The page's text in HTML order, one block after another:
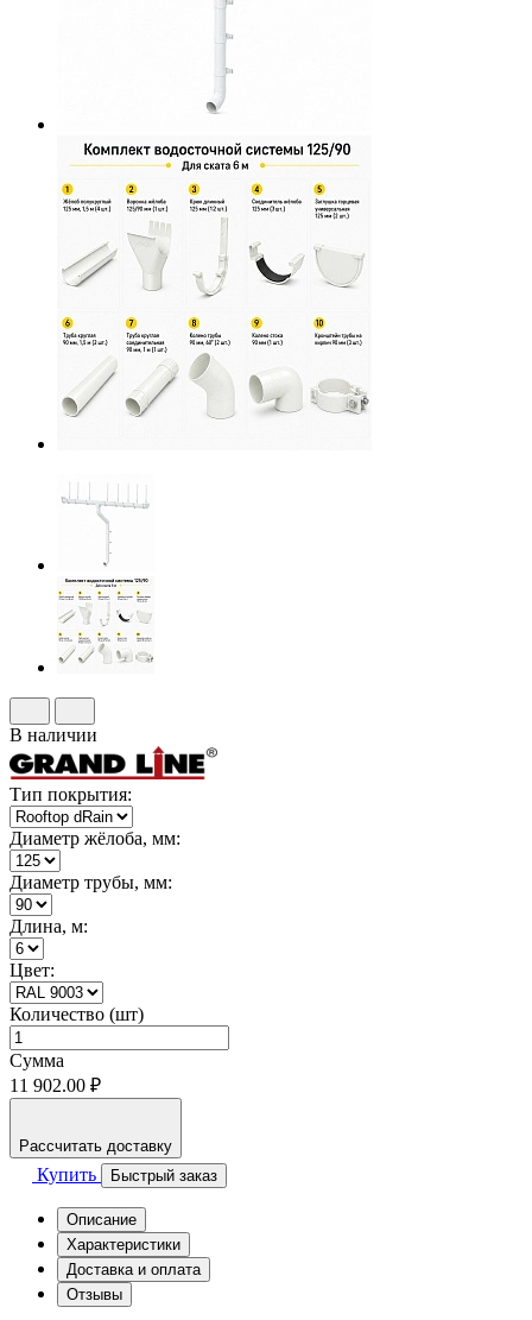
В наличии
Тип покрытия:
Диаметр жёлоба, мм:
Диаметр трубы, мм:
Длина, м:
Цвет:
Количество (шт)
Сумма
11 902.00 ₽
Рассчитать доставку
Купить Быстрый заказ
Описание
Характеристики
Доставка и оплата
Отзывы